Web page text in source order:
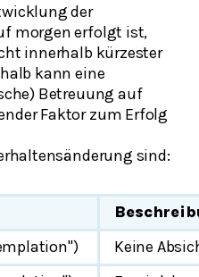
der
morgen erfolgt ist,
innerhalb kürzester
kann eine
Betreuung auf
Faktor zum Erfolg
sind:
Keine